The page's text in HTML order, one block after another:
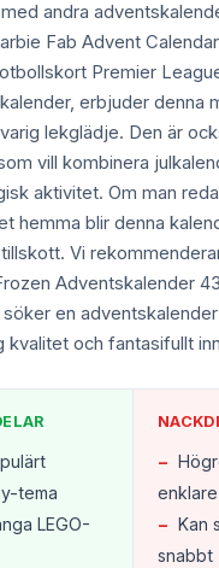
andra
Fab Advent
Premier
erbjuder denna
lekglädje. Den är
vill kombinera
aktivitet. Om man
hemma blir denna
Vi
Adventskalender
söker en
kvalitet och fantasifullt
tema
LEGO-
−
− Kan
snabbt